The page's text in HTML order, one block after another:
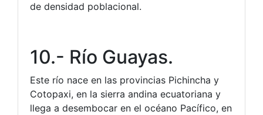
de densidad poblacional.
10.- Río Guayas.
Este río nace en las provincias Pichincha y
Cotopaxi, en la sierra andina ecuatoriana y
llega a desembocar en el océano Pacífico, en